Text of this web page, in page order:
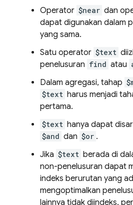
Operator $near dan
dapat digunakan dalam
yang sama.
Satu operator $text
penelusuran find atau
Dalam agregasi, tahap
$text harus menjadi
pertama.
$text hanya dapat
$and dan $or .
Jika $text berada di
non-penelusuran dapat
indeks berurutan yang
mengoptimalkan
lainnya tidak diindeks,